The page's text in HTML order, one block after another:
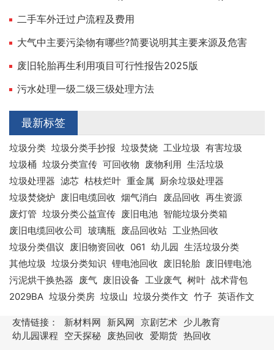
二手车外迁过户流程及费用
大气中主要污染物有哪些?简要说明其主要来源及危害
废旧轮胎再生利用项目可行性报告2025版
污水处理一级二级三级处理方法
最新标签
垃圾分类 垃圾分类手抄报 垃圾焚烧 工业垃圾 有害垃圾
垃圾桶 垃圾分类宣传 可回收物 废物利用 生活垃圾
垃圾处理器 滤芯 枯枝烂叶 重金属 厨余垃圾处理器
垃圾焚烧炉 废旧电缆回收 烟气消白 废品回收 再生资源
废灯管 垃圾分类公益宣传 废旧电池 智能垃圾分类箱
废旧电缆回收公司 玻璃瓶 废品回收站 工业热回收
垃圾分类倡议 废旧物资回收 061 幼儿园 生活垃圾分类
其他垃圾 垃圾分类知识 锂电池回收 废旧轮胎 废旧锂电池
污泥烘干换热器 废气 废旧设备 工业废气 树叶 战术背包
2029BA 垃圾分类房 垃圾山 垃圾分类作文 竹子 英语作文
友情链接： 新材料网 新风网 京剧艺术 少儿教育
幼儿园课程
空天探秘 废热回收 爱期货 热回收